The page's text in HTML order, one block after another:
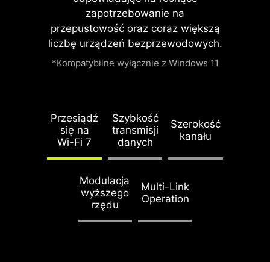
regulacja
ustawień
zapotrzebowanie na
przepustowość oraz coraz większą
liczbę urządzeń bezprzewodowych.
*Kompatybilne wyłącznie z Windows 11
Przesiądź
się na
Wi-Fi 7
Szybkość
transmisji
danych
Szerokość
kanału
Modulacja
wyższego
rzędu
Multi-Link
Operation
szerszego zakresu funkcji
konfiguracyjnych procesora.
Przekłada się to również na lepszą
kompatybilność z przyszłymi
generacjami układów zgodnych z